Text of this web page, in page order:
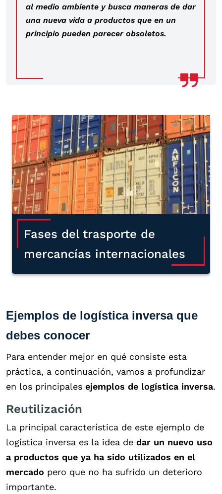
al medio ambiente y busca maneras de dar
una nueva vida a productos que en un
principio pueden parecer obsoletos.
Fases del trasporte de
mercancías internacionales
Ejemplos de logística inversa que
debes conocer
Para entender mejor en qué consiste esta
práctica, a continuación, vamos a profundizar
en los principales ejemplos de logística inversa.
Reutilización
La principal característica de este ejemplo de
logística inversa es la idea de dar un nuevo uso
a productos que ya ha sido utilizados en el
mercado pero que no ha sufrido un deterioro
importante.